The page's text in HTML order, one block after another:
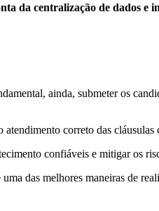
da centralização de dados e
ainda, submeter os
correto das cláusulas
confiáveis e mitigar os
das melhores maneiras de